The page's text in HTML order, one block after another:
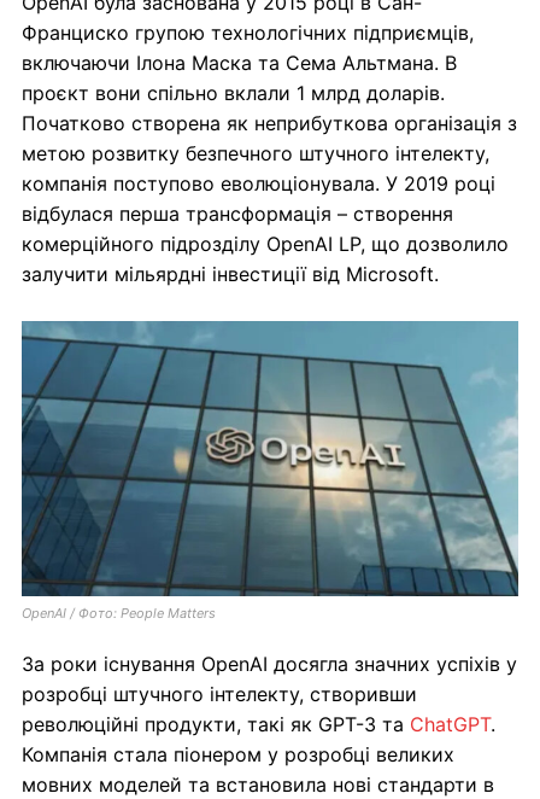
Франциско групою технологічних підприємців,
включаючи Ілона Маска та Сема Альтмана. В
проєкт вони спільно вклали 1 млрд доларів.
Початково створена як неприбуткова організація з
метою розвитку безпечного штучного інтелекту,
компанія поступово еволюціонувала. У 2019 році
відбулася перша трансформація – створення
комерційного підрозділу OpenAI LP, що дозволило
залучити мільярдні інвестиції від Microsoft.
OpenAI / Фото: People Matters
За роки існування OpenAI досягла значних успіхів у
розробці штучного інтелекту, створивши
революційні продукти, такі як GPT-3 та ChatGPT.
Компанія стала піонером у розробці великих
мовних моделей та встановила нові стандарти в